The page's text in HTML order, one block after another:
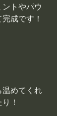
トやパウ
成です！
温めてくれ
！